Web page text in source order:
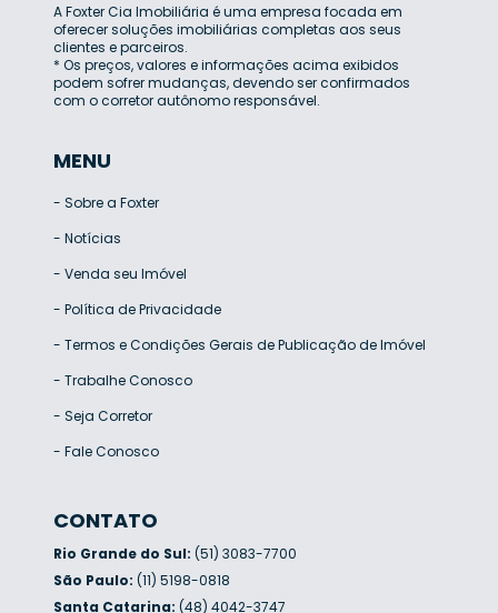
A Foxter Cia Imobiliária é uma empresa focada em
oferecer soluções imobiliárias completas aos seus
clientes e parceiros.
* Os preços, valores e informações acima exibidos
podem sofrer mudanças, devendo ser confirmados
com o corretor autônomo responsável.
MENU
- Sobre a Foxter
- Notícias
- Venda seu Imóvel
- Política de Privacidade
- Termos e Condições Gerais de Publicação de Imóvel
- Trabalhe Conosco
- Seja Corretor
- Fale Conosco
CONTATO
Rio Grande do Sul: (51) 3083-7700
São Paulo: (11) 5198-0818
Santa Catarina: (48) 4042-3747